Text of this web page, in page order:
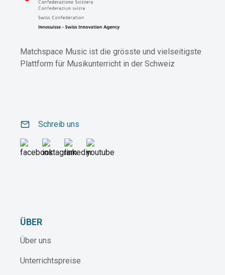
Matchspace Music ist die grösste und vielseitigste
Plattform für Musikunterricht in der Schweiz
email Schreib uns
ÜBER
Über uns
Unterrichtspreise